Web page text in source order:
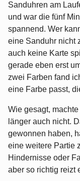
Sanduhren am
und war die fünf
spannend. Wer
eine Sanduhr nicht
auch keine Karte
gerade eben erst
zwei Farben fand
eine Farbe passt,
Wie gesagt,
länger auch nicht.
gewonnen haben,
eine weitere Partie
Hindernisse oder
aber so richtig reizt